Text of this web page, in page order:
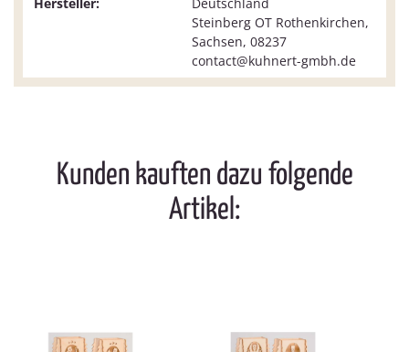
Steinberg OT Rothenkirchen,
Sachsen, 08237
contact@kuhnert-gmbh.de
Kunden kauften dazu folgende
Artikel: